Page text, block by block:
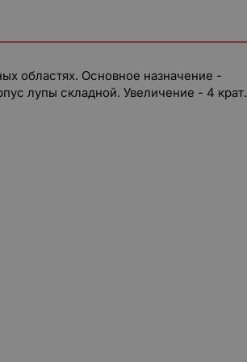
областях. Основное назначение -
лупы складной. Увеличение - 4 крат.